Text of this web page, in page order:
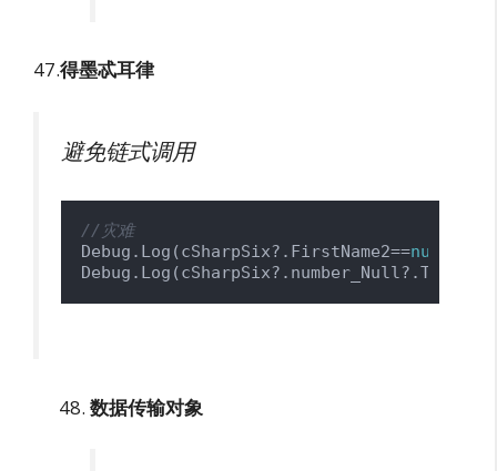
47.得墨忒耳律
避免链式调用
//灾难
Debug.Log(cSharpSix?.FirstName2==null
数据传输对象